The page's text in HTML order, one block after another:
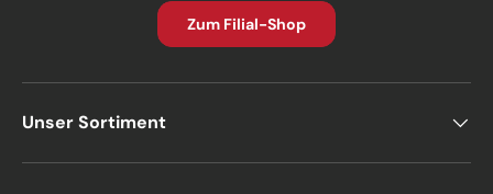
Zum Filial-Shop
Unser Sortiment